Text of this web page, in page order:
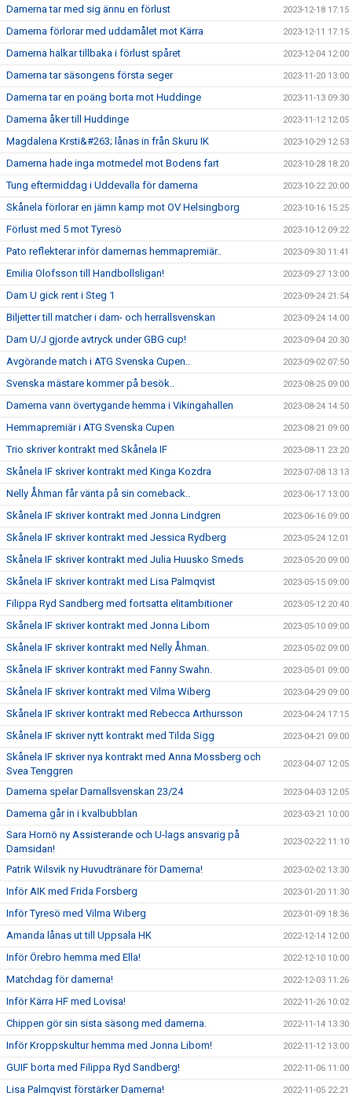
Damerna tar med sig ännu en förlust 2023-12-18 17:15
Damerna förlorar med uddamålet mot Kärra 2023-12-11 17:15
Damerna halkar tillbaka i förlust spåret 2023-12-04 12:00
Damerna tar säsongens första seger 2023-11-20 13:00
Damerna tar en poäng borta mot Huddinge 2023-11-13 09:30
Damerna åker till Huddinge 2023-11-12 12:05
Magdalena Krsti&#263; lånas in från Skuru IK 2023-10-29 12:53
Damerna hade inga motmedel mot Bodens fart 2023-10-28 18:20
Tung eftermiddag i Uddevalla för damerna 2023-10-22 20:00
Skånela förlorar en jämn kamp mot OV Helsingborg 2023-10-16 15:25
Förlust med 5 mot Tyresö 2023-10-12 09:22
Pato reflekterar inför damernas hemmapremiär.. 2023-09-30 11:41
Emilia Olofsson till Handbollsligan! 2023-09-27 13:00
Dam U gick rent i Steg 1 2023-09-24 21:54
Biljetter till matcher i dam- och herrallsvenskan 2023-09-24 14:00
Dam U/J gjorde avtryck under GBG cup! 2023-09-04 20:30
Avgörande match i ATG Svenska Cupen.. 2023-09-02 07:50
Svenska mästare kommer på besök.. 2023-08-25 09:00
Damerna vann övertygande hemma i Vikingahallen 2023-08-24 14:50
Hemmapremiär i ATG Svenska Cupen 2023-08-21 09:00
Trio skriver kontrakt med Skånela IF 2023-08-11 23:20
Skånela IF skriver kontrakt med Kinga Kozdra 2023-07-08 13:13
Nelly Åhman får vänta på sin comeback.. 2023-06-17 13:00
Skånela IF skriver kontrakt med Jonna Lindgren 2023-06-16 09:00
Skånela IF skriver kontrakt med Jessica Rydberg 2023-05-24 12:01
Skånela IF skriver kontrakt med Julia Huusko Smeds 2023-05-20 09:00
Skånela IF skriver kontrakt med Lisa Palmqvist 2023-05-15 09:00
Filippa Ryd Sandberg med fortsatta elitambitioner 2023-05-12 20:40
Skånela IF skriver kontrakt med Jonna Libom 2023-05-10 09:00
Skånela IF skriver kontrakt med Nelly Åhman. 2023-05-02 09:00
Skånela IF skriver kontrakt med Fanny Swahn. 2023-05-01 09:00
Skånela IF skriver kontrakt med Vilma Wiberg 2023-04-29 09:00
Skånela IF skriver kontrakt med Rebecca Arthursson 2023-04-24 17:15
Skånela IF skriver nytt kontrakt med Tilda Sigg 2023-04-21 09:00
Skånela IF skriver nya kontrakt med Anna Mossberg och
Svea Tenggren
2023-04-07 12:05
Damerna spelar Damallsvenskan 23/24 2023-04-03 12:05
Damerna går in i kvalbubblan 2023-03-21 10:00
Sara Hornö ny Assisterande och U-lags ansvarig på
Damsidan!
2023-02-22 11:10
Patrik Wilsvik ny Huvudtränare för Damerna! 2023-02-02 13:30
Inför AIK med Frida Forsberg 2023-01-20 11:30
Inför Tyresö med Vilma Wiberg 2023-01-09 18:36
Amanda lånas ut till Uppsala HK 2022-12-14 12:00
Inför Örebro hemma med Ella! 2022-12-10 10:00
Matchdag för damerna! 2022-12-03 11:26
Inför Kärra HF med Lovisa! 2022-11-26 10:02
Chippen gör sin sista säsong med damerna. 2022-11-14 13:30
Inför Kroppskultur hemma med Jonna Libom! 2022-11-12 13:00
GUIF borta med Filippa Ryd Sandberg! 2022-11-06 11:00
Lisa Palmqvist förstärker Damerna! 2022-11-05 22:21